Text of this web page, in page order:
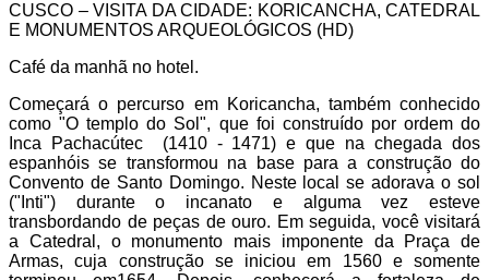
CUSCO – VISITA DA CIDADE: KORICANCHA, CATEDRAL
E MONUMENTOS ARQUEOLÓGICOS (HD)
Café da manhã no hotel.
Começará o percurso em Koricancha, também conhecido
como "O templo do Sol", que foi construído por ordem do
Inca Pachacútec (1410 - 1471) e que na chegada dos
espanhóis se transformou na base para a construção do
Convento de Santo Domingo. Neste local se adorava o sol
("Inti") durante o incanato e alguma vez esteve
transbordando de peças de ouro. Em seguida, você visitará
a Catedral, o monumento mais imponente da Praça de
Armas, cuja construção se iniciou em 1560 e somente